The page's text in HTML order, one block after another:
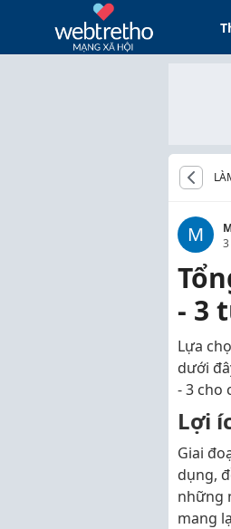
M
- 3
Lựa
dưới
- 3 cho
Lợi
Giai
dụng,
những
mang